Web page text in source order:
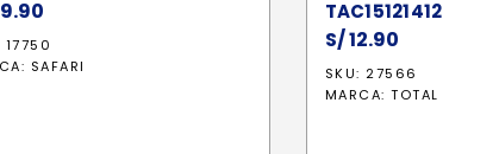
17750
SAFARI
TAC15121412
S/12.90
SKU: 27566
MARCA: TOTAL